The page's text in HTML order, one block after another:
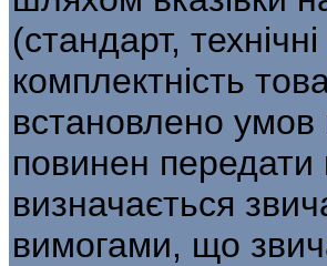
(стандарт,
комплектність
встановлено умов
повинен передати
визначається
вимогами, що